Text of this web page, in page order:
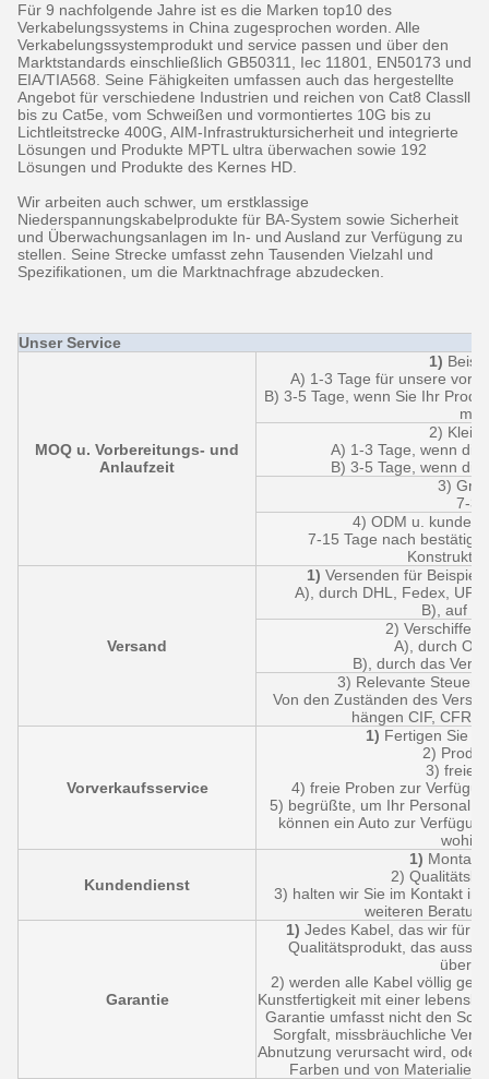
Für 9 nachfolgende Jahre ist es die Marken top10 des
Verkabelungssystems in China zugesprochen worden. Alle
Verkabelungssystemprodukt und service passen und über den
Marktstandards einschließlich GB50311, Iec 11801, EN50173 und
EIA/TIA568. Seine Fähigkeiten umfassen auch das hergestellte
Angebot für verschiedene Industrien und reichen von Cat8 Classll
bis zu Cat5e, vom Schweißen und vormontiertes 10G bis zu
Lichtleitstrecke 400G, AIM-Infrastruktursicherheit und integrierte
Lösungen und Produkte MPTL ultra überwachen sowie 192
Lösungen und Produkte des Kernes HD.
Wir arbeiten auch schwer, um erstklassige
Niederspannungskabelprodukte für BA-System sowie Sicherheit
und Überwachungsanlagen im In- und Ausland zur Verfügung zu
stellen. Seine Strecke umfasst zehn Tausenden Vielzahl und
Spezifikationen, um die Marktnachfrage abzudecken.
Unser Service
MOQ u. Vorbereitungs- und
Anlaufzeit
1)
A) 1-3 Tage für unsere
B) 3-5 Tage, wenn Sie Ihr
2)
A) 1-3 Tage, wenn
B) 3-5 Tage, wenn
3)
7-
4) ODM u.
7-15 Tage nach
Versand
1) Versenden für
A), durch DHL, Fedex,
B), auf
2) Verschiffen
A), durch
B), durch das
3) Relevante
Von den Zuständen des
hängen CIF, CFR
Vorverkaufsservice
1) Fertigen Sie
2)
3) freie
4) freie Proben zur
5) begrüßte, um Ihr Personal
können ein Auto zur
wohin
Kundendienst
1)
2)
3) halten wir Sie im Kontakt in
weiteren
Garantie
1) Jedes Kabel, das wir für
Qualitätsprodukt, das
2) werden alle Kabel völlig
Kunstfertigkeit mit einer
Garantie umfasst nicht den
Sorgfalt, missbräuchliche
Abnutzung verursacht wird,
Farben und von Materialien